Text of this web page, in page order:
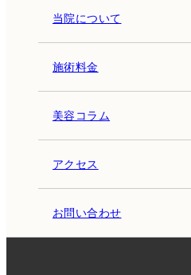
当院について
施術料金
美容コラム
アクセス
お問い合わせ